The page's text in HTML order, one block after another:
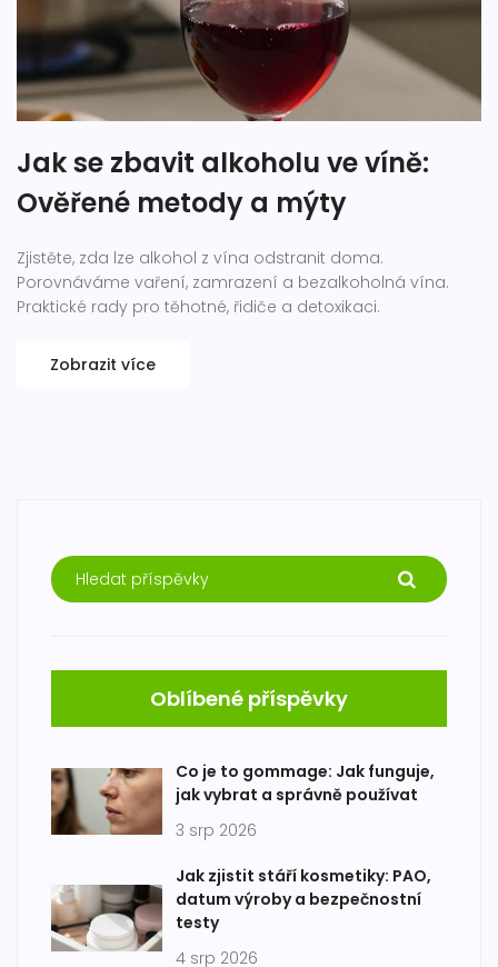
Jak se zbavit alkoholu ve víně:
Ověřené metody a mýty
Zjistěte, zda lze alkohol z vína odstranit doma.
Porovnáváme vaření, zamrazení a bezalkoholná vína.
Praktické rady pro těhotné, řidiče a detoxikaci.
Zobrazit více
Oblíbené příspěvky
Co je to gommage: Jak funguje,
jak vybrat a správně používat
3 srp 2026
Jak zjistit stáří kosmetiky: PAO,
datum výroby a bezpečnostní
testy
4 srp 2026